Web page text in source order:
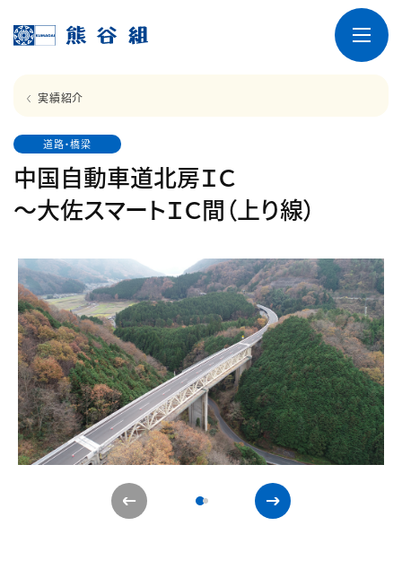
実績紹介
道路・橋梁
中国自動車道北房ＩＣ
～大佐スマートＩＣ間（上り線）